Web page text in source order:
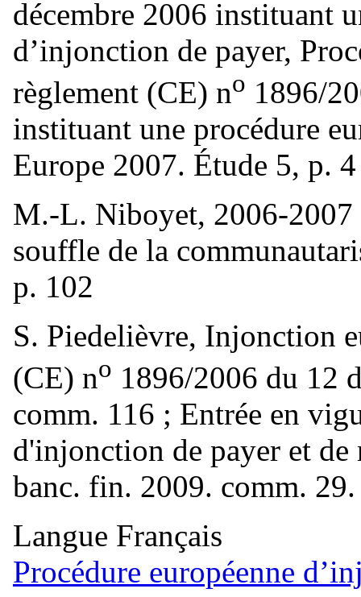
décembre 2006 instituant
d’injonction de payer,
règlement (CE) no 1896/
instituant une procédure
Europe 2007. Étude 5, p. 4
M.-L. Niboyet, 2006-2007
souffle de la
p. 102
S. Piedelièvre, Injonction
(CE) no 1896/2006 du 12
comm. 116 ; Entrée en
d'injonction de payer et
banc. fin. 2009. comm. 29.
Langue Français
Procédure européenne